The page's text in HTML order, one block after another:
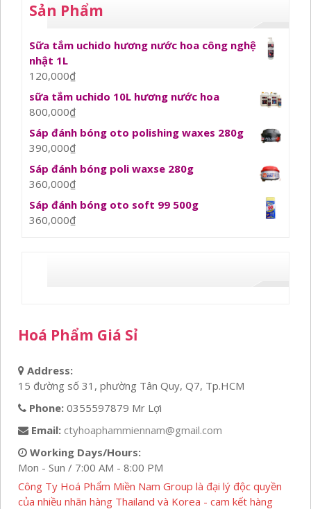
Sản Phẩm
Sữa tắm uchido hương nước hoa công nghệ
nhật 1L
120,000₫
sữa tắm uchido 10L hương nước hoa
800,000₫
Sáp đánh bóng oto polishing waxes 280g
390,000₫
Sáp đánh bóng poli waxse 280g
360,000₫
Sáp đánh bóng oto soft 99 500g
360,000₫
Hoá Phẩm Giá Sỉ
Address:
15 đường số 31, phường Tân Quy, Q7, Tp.HCM
Phone: 0355597879 Mr Lợi
Email: ctyhoaphammiennam@gmail.com
Working Days/Hours:
Mon - Sun / 7:00 AM - 8:00 PM
Công Ty Hoá Phẩm Miền Nam Group là đại lý độc quyền
của nhiều nhãn hàng Thailand và Korea - cam kết hàng